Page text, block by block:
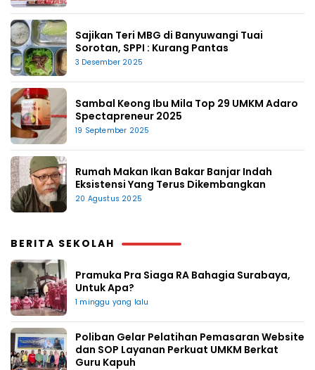
Sajikan Teri MBG di Banyuwangi Tuai
Sorotan, SPPI : Kurang Pantas
3 Desember 2025
Sambal Keong Ibu Mila Top 29 UMKM Adaro
Spectapreneur 2025
19 September 2025
Rumah Makan Ikan Bakar Banjar Indah
Eksistensi Yang Terus Dikembangkan
20 Agustus 2025
BERITA SEKOLAH
Pramuka Pra Siaga RA Bahagia Surabaya,
Untuk Apa?
1 minggu yang lalu
Poliban Gelar Pelatihan Pemasaran Website
dan SOP Layanan Perkuat UMKM Berkat
Guru Kapuh